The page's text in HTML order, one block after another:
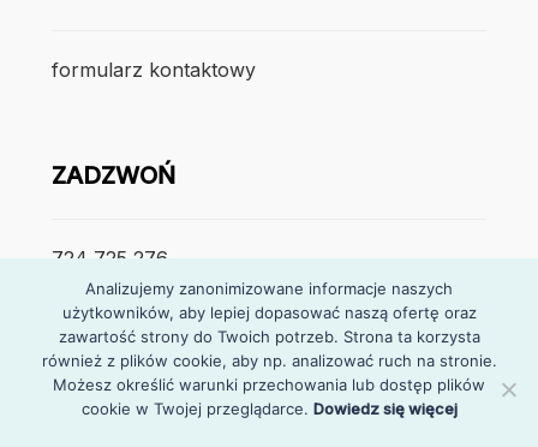
formularz kontaktowy
ZADZWOŃ
724 725 276
poniedzialek – piątek
7:30 – 15:30
Analizujemy zanonimizowane informacje naszych
użytkowników, aby lepiej dopasować naszą ofertę oraz
zawartość strony do Twoich potrzeb. Strona ta korzysta
również z plików cookie, aby np. analizować ruch na stronie.
Możesz określić warunki przechowania lub dostęp plików
cookie w Twojej przeglądarce. Dowiedz się więcej